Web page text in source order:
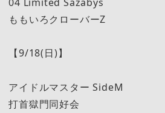
ももいろクローバーZ
【9/18(日)】
アイドルマスター SideM
打首獄門同好会